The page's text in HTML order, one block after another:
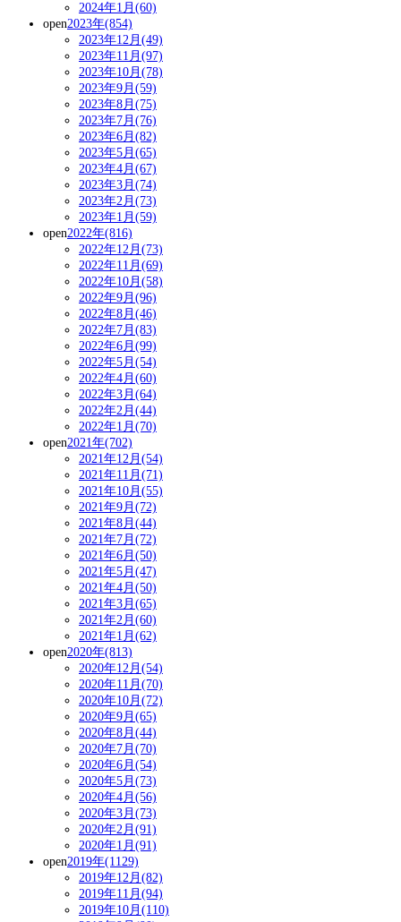
2024年1月(60)
open2023年(854)
2023年12月(49)
2023年11月(97)
2023年10月(78)
2023年9月(59)
2023年8月(75)
2023年7月(76)
2023年6月(82)
2023年5月(65)
2023年4月(67)
2023年3月(74)
2023年2月(73)
2023年1月(59)
open2022年(816)
2022年12月(73)
2022年11月(69)
2022年10月(58)
2022年9月(96)
2022年8月(46)
2022年7月(83)
2022年6月(99)
2022年5月(54)
2022年4月(60)
2022年3月(64)
2022年2月(44)
2022年1月(70)
open2021年(702)
2021年12月(54)
2021年11月(71)
2021年10月(55)
2021年9月(72)
2021年8月(44)
2021年7月(72)
2021年6月(50)
2021年5月(47)
2021年4月(50)
2021年3月(65)
2021年2月(60)
2021年1月(62)
open2020年(813)
2020年12月(54)
2020年11月(70)
2020年10月(72)
2020年9月(65)
2020年8月(44)
2020年7月(70)
2020年6月(54)
2020年5月(73)
2020年4月(56)
2020年3月(73)
2020年2月(91)
2020年1月(91)
open2019年(1129)
2019年12月(82)
2019年11月(94)
2019年10月(110)